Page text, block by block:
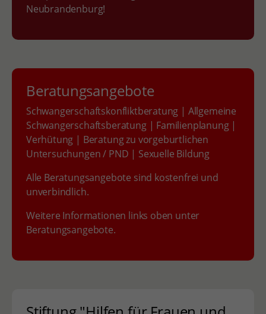
Neubrandenburg!
Beratungsangebote
Schwangerschaftskonfliktberatung | Allgemeine
Schwangerschaftsberatung | Familienplanung |
Verhütung | Beratung zu vorgeburtlichen
Untersuchungen / PND | Sexuelle Bildung
Alle Beratungsangebote sind kostenfrei und
unverbindlich.
Weitere Informationen links oben unter
Beratungsangebote.